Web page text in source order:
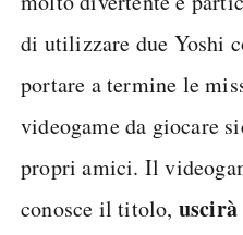
di utilizzare due Yoshi
portare a termine le
videogame da giocare
propri amici. Il
conosce il titolo, uscirà